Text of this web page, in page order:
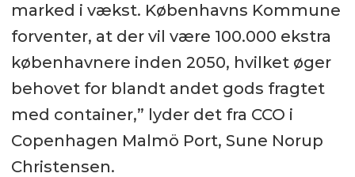
marked i vækst. Københavns Kommune
forventer, at der vil være 100.000 ekstra
københavnere inden 2050, hvilket øger
behovet for blandt andet gods fragtet
med container,” lyder det fra CCO i
Copenhagen Malmö Port, Sune Norup
Christensen.